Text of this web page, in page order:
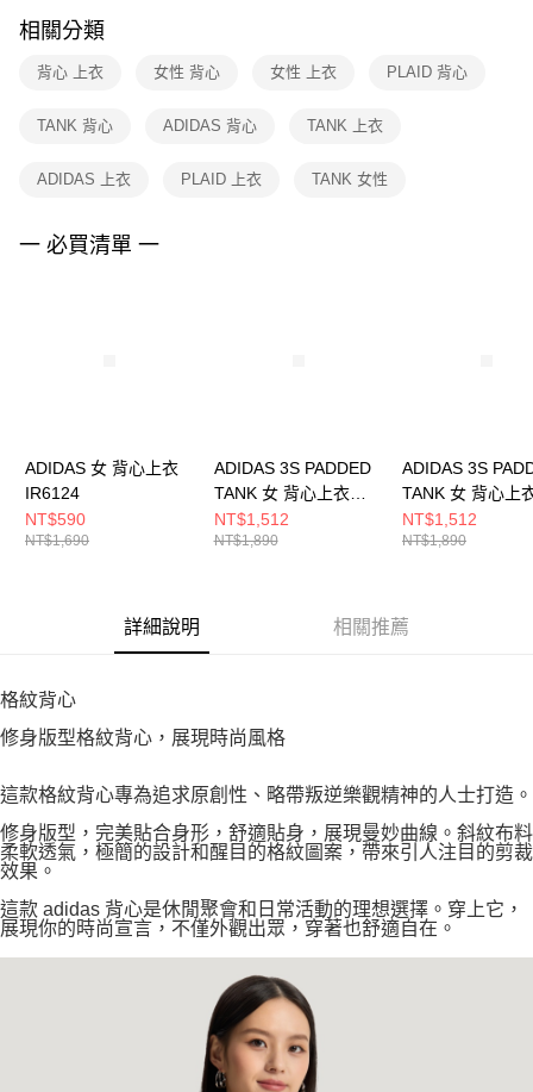
※ 交易是否成功請以「AFTEE先享後付 」之結帳頁面顯示為準，若有關於
是否繳費成功／繳費後需取消欲退款等相關疑問，請聯繫「AFTEE先享後付
客戶支援中心」
https://netprotections.freshdesk.com/support/home
１．透過由恩沛科技股份有限公司提供之「AFTEE先享後付」服務完成之交
權轉讓予恩沛科技股份有限公司。
３．未成年的使用者請事先徵得法定代理人或監護人之同意方可使用
「AFTEE先享後付」，若未經同意申辦者引起之損失，本公司不負相關責
相關分類
背心 上衣 女性 背心 女性 上衣 PLAID 背心
TANK 背心 ADIDAS 背心 TANK 上衣
ADIDAS 上衣 PLAID 上衣 TANK 女性
一 必買清單 一
ADIDAS 女 背心上衣
IR6124
NT$590
NT$1,690
ADIDAS 3S PADDED
TANK 女 背心上衣
LF4596
NT$1,512
NT$1,890
ADIDAS 3S
TANK 女 背心上
LF4595
NT$1,512
NT$1,890
詳細說明 相關推薦
格紋背心
修身版型格紋背心，展現時尚風格
這款格紋背心專為追求原創性、略帶叛逆樂觀精神的人士打造。
修身版型，完美貼合身形，舒適貼身，展現曼妙曲線。斜紋布料
柔軟透氣，極簡的設計和醒目的格紋圖案，帶來引人注目的剪裁
效果。
這款 adidas 背心是休閒聚會和日常活動的理想選擇。穿上它，
展現你的時尚宣言，不僅外觀出眾，穿著也舒適自在。